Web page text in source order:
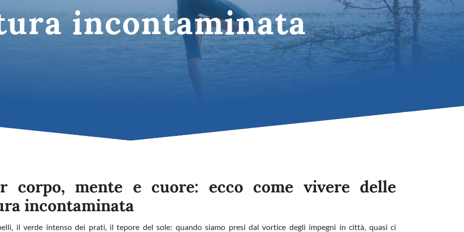
incontaminata
corpo, mente e cuore: ecco come vivere delle
incontaminata
il verde intenso dei prati, il tepore del sole: quando siamo presi dal vortice degli impegni in città, quasi ci